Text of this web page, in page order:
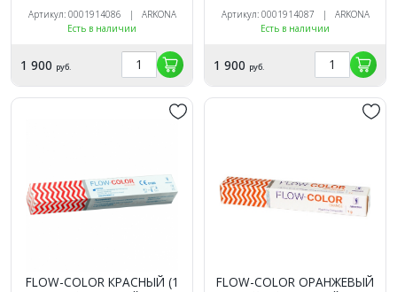
"flow", ARKONA
Артикул: 0001914086 | ARKONA
Есть в наличии
1 900 руб.
светоотв.композит типа
"flow", ARKONA
Артикул: 0001914087 | ARKONA
Есть в наличии
1 900 руб.
FLOW-COLOR КРАСНЫЙ (1
FLOW-COLOR ОРАНЖЕВЫЙ